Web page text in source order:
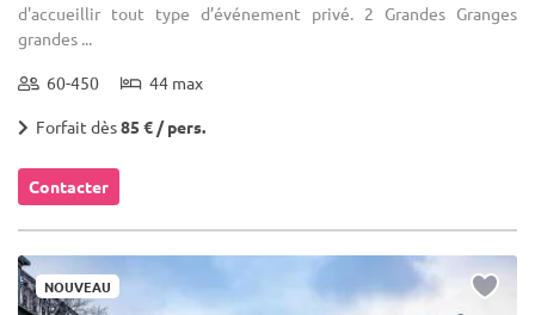
d'accueillir tout type d’événement privé. 2 Grandes Granges
grandes ...
60-450 44 max
Forfait dès85 € / pers.
Contacter
NOUVEAU